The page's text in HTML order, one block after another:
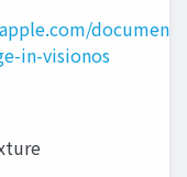
in-visionos